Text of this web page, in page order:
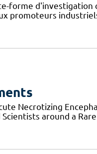
forme
promoteurs
Necrotizing
Scientists around a